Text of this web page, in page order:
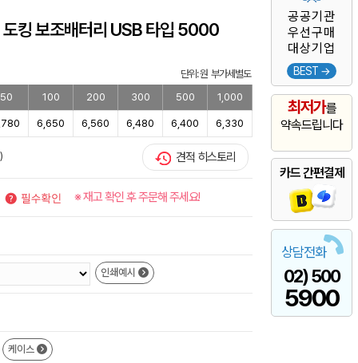
공공기관
우선구매
대상기업
BEST →
최저가를
약속드립니다
카드 간편결제
상담전화
02) 500
5900
킹 보조배터리 USB 타입 5000
단위: 원 부가세별도
50
100 200 300 500 1,000
6,650 6,560 6,480 6,400 6,330
견적 히스토리
※ 재고 확인 후 주문해 주세요!
인쇄예시
케이스